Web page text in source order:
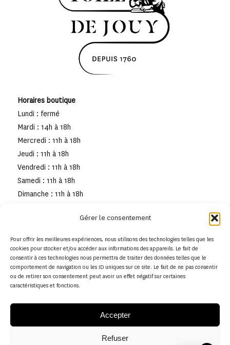
Gérer le consentement
Pour offrir les meilleures expériences, nous utilisons des technologies telles que les
cookies pour stocker et/ou accéder aux informations des appareils. Le fait de
consentir à ces technologies nous permettra de traiter des données telles que le
comportement de navigation ou les ID uniques sur ce site. Le fait de ne pas consentir
ou de retirer son consentement peut avoir un effet négatif sur certaines
caractéristiques et fonctions.
Accepter
Refuser
Horaires boutique
Lundi : fermé
Mardi : 14h à 18h
Mercredi : 11h à 18h
Jeudi : 11h à 18h
Vendredi : 11h à 18h
Samedi : 11h à 18h
Dimanche : 11h à 18h